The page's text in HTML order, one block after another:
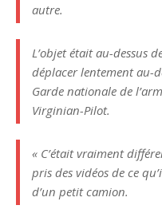
autre.
L’objet était au-dessus
déplacer lentement au-
Garde nationale de
Virginian-Pilot.
« C’était vraiment
pris des vidéos de ce
d’un petit camion.